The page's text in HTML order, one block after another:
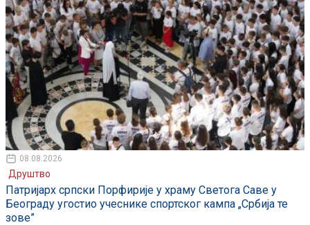
08.08.2026
Друштво
Патријарх српски Порфирије у храму Светога Саве у
Београду угостио учеснике спортског кампа „Србија те
зове”